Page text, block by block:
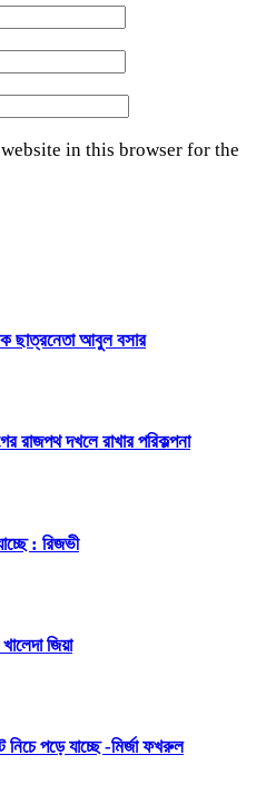
in this browser for the
ছাত্রনেতা আবুল বসার
রাজপথ দখলে রাখার পরিকল্পনা
: রিজভী
জিয়া
নিচে পড়ে যাচ্ছে -মির্জা ফখরুল